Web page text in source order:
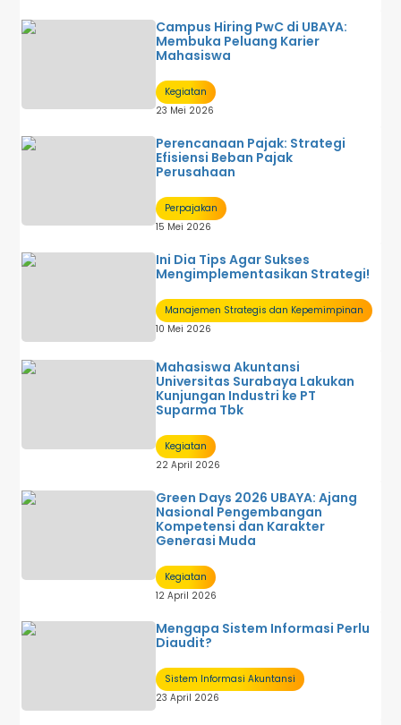
Campus Hiring PwC di UBAYA:
Membuka Peluang Karier
Mahasiswa
Kegiatan
23 Mei 2026
Perencanaan Pajak: Strategi
Efisiensi Beban Pajak
Perusahaan
Perpajakan
15 Mei 2026
Ini Dia Tips Agar Sukses
Mengimplementasikan Strategi!
Manajemen Strategis dan Kepemimpinan
10 Mei 2026
Mahasiswa Akuntansi
Universitas Surabaya Lakukan
Kunjungan Industri ke PT
Suparma Tbk
Kegiatan
22 April 2026
Green Days 2026 UBAYA: Ajang
Nasional Pengembangan
Kompetensi dan Karakter
Generasi Muda
Kegiatan
12 April 2026
Mengapa Sistem Informasi Perlu
Diaudit?
Sistem Informasi Akuntansi
23 April 2026